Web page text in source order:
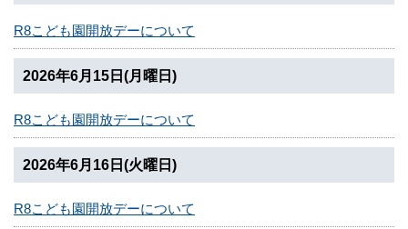
R8こども園開放デーについて
2026年6月15日(月曜日)
R8こども園開放デーについて
2026年6月16日(火曜日)
R8こども園開放デーについて